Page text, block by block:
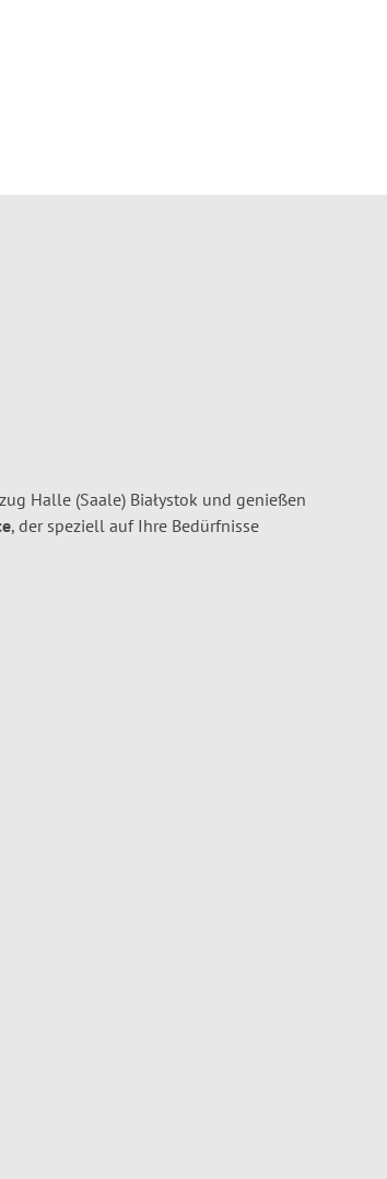
Halle (Saale) Białystok und genießen
, der speziell auf Ihre Bedürfnisse